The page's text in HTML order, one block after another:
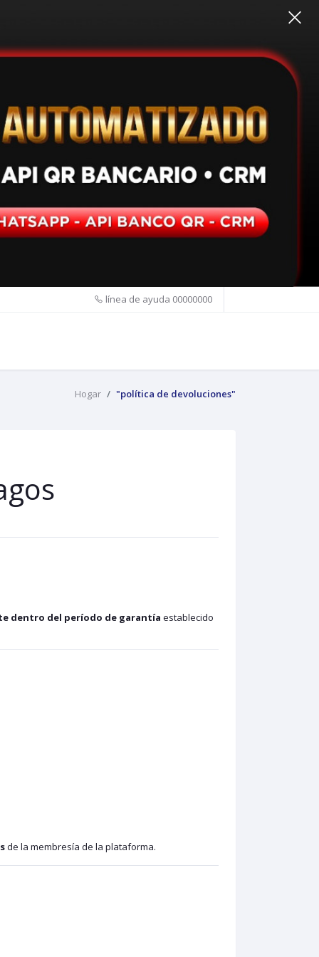
línea de ayuda 00000000
Hogar "política de devoluciones"
dentro del período de garantía establecido
de la membresía de la plataforma.